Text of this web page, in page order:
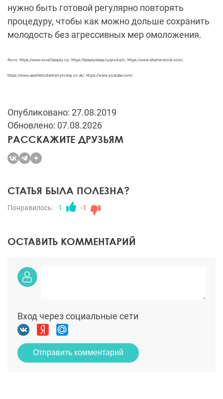
нужно быть готовой регулярно повторять
процедуру, чтобы как можно дольше сохранить
молодость без агрессивных мер омоложения.
Фото: https://www.love2beauty.ru/, https://beautysleep.ru/product/, https://www.shutterstock.com/,
https://www.aestheticdentistrytoday.co.uk/, https://www.youtube.com/
Опубликовано: 27.08.2019
Обновлено: 07.08.2026
РАССКАЖИТЕ ДРУЗЬЯМ
СТАТЬЯ БЫЛА ПОЛЕЗНА?
Понравилось: 1 -1
ОСТАВИТЬ КОММЕНТАРИЙ
Вход через социальные сети
Отправить комментарий